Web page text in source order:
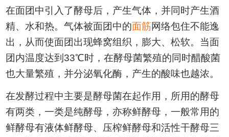
在面团中引入了酵母后，产生气体，并同时产生酒
精、水和热。气体被面团中的面筋网络包住不能逸
出，从而使面团出现蜂窝组织，膨大、松软。当面
团内温度达到33℃时，在酵母菌繁殖的同时醋酸菌
也大量繁殖，并分泌氧化酶，产生的酸味也越浓。
在发酵过程中主要是酵母菌在起作用，所用的酵母
有两类，一类是纯酵母，亦称鲜酵母，一般常用的
鲜酵母有液体鲜酵母、压榨鲜酵母和活性干酵母三